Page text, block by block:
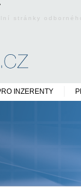
stránky
INZERENTY